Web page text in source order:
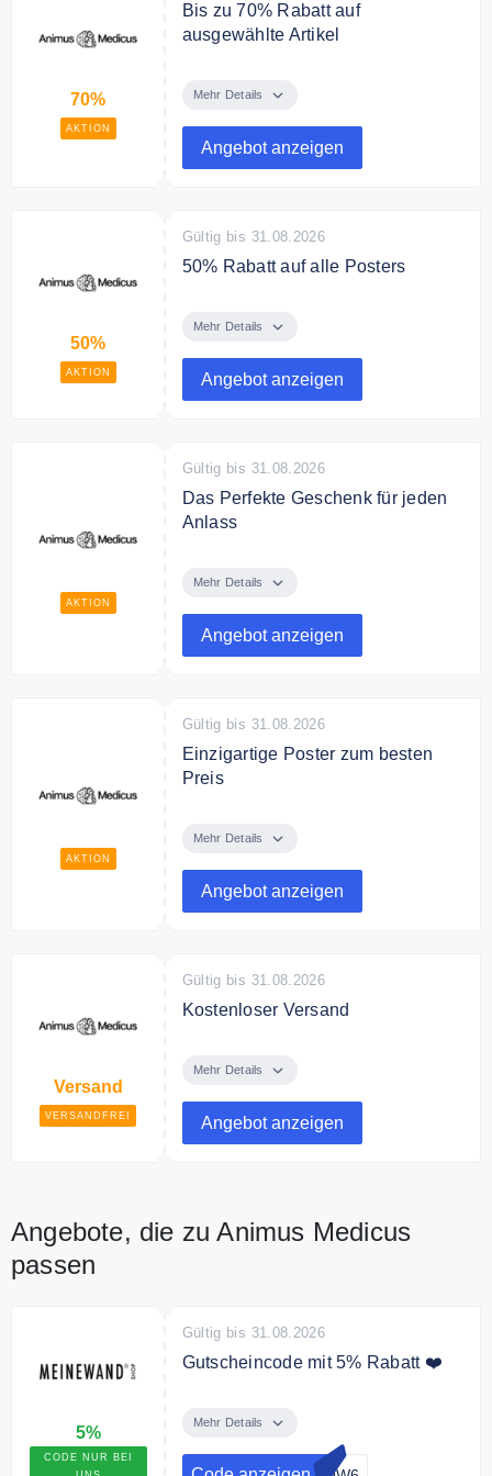
70%
AKTION
Bis zu 70% Rabatt auf
ausgewählte Artikel
Rabatt auf ausgewählte Artikel
Mehr Details
Angebot anzeigen
50%
AKTION
Gültig bis 31.08.2026
50% Rabatt auf alle Posters
Posters.
Mehr Details
Angebot anzeigen
AKTION
Gültig bis 31.08.2026
Das Perfekte Geschenk für jeden
Anlass
Medicus perfekte Geschenke für
Mehr Details
Angebot anzeigen
AKTION
Gültig bis 31.08.2026
Einzigartige Poster zum besten
Preis
Medicus einzigartige Poster zum
Mehr Details
Angebot anzeigen
Versand
VERSANDFREI
Gültig bis 31.08.2026
Kostenloser Versand
versandkostenfrei innerhalb
Mehr Details
Angebot anzeigen
Angebote, die zu Animus Medicus
passen
5%
CODE NUR BEI
Gültig bis 31.08.2026
Gutscheincode mit 5% Rabatt ❤️
exklusiven Code 5% Rabatt auf
das gesamte Sortiment
Mehr Details